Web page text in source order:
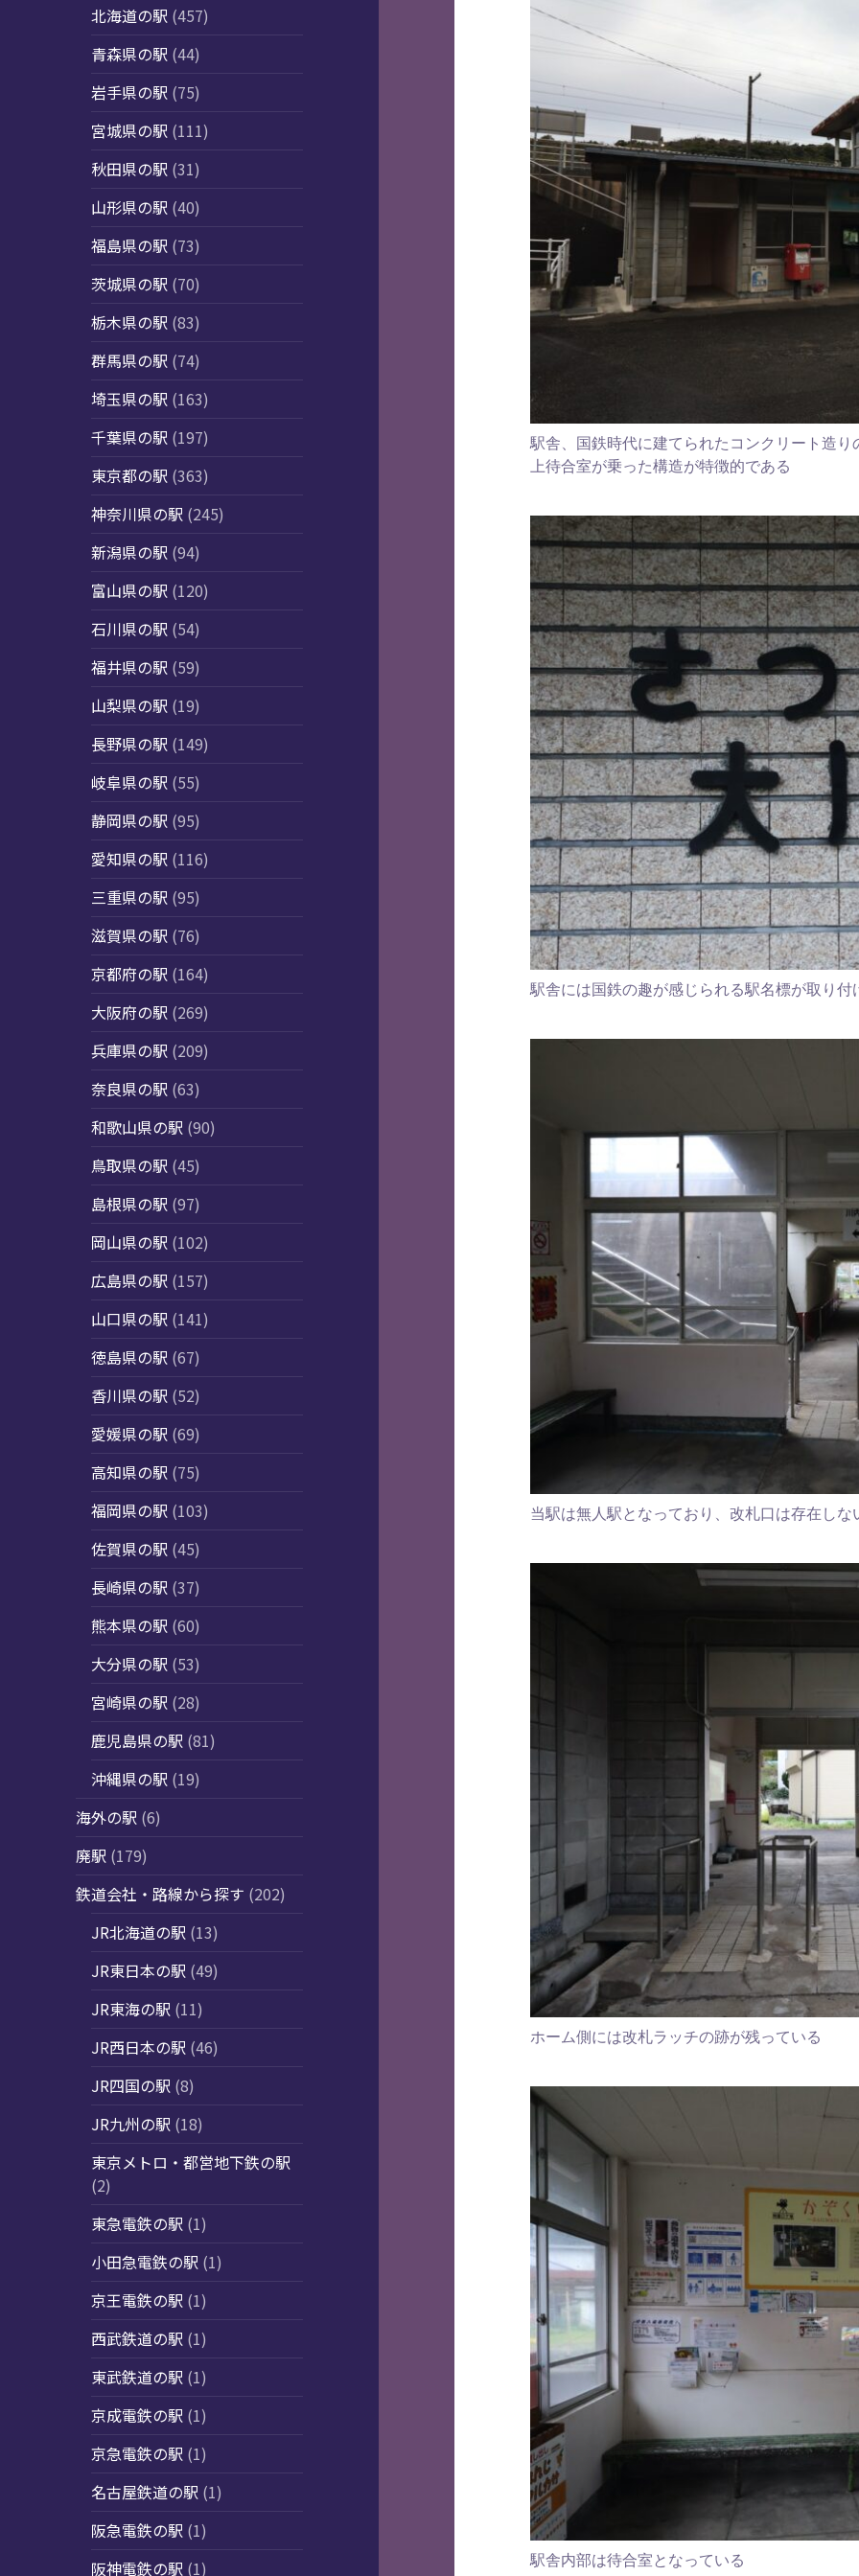
北海道の駅 (457)
青森県の駅 (44)
岩手県の駅 (75)
宮城県の駅 (111)
秋田県の駅 (31)
山形県の駅 (40)
福島県の駅 (73)
茨城県の駅 (70)
栃木県の駅 (83)
群馬県の駅 (74)
埼玉県の駅 (163)
千葉県の駅 (197)
東京都の駅 (363)
神奈川県の駅 (245)
新潟県の駅 (94)
富山県の駅 (120)
石川県の駅 (54)
福井県の駅 (59)
山梨県の駅 (19)
長野県の駅 (149)
岐阜県の駅 (55)
静岡県の駅 (95)
愛知県の駅 (116)
三重県の駅 (95)
滋賀県の駅 (76)
京都府の駅 (164)
大阪府の駅 (269)
兵庫県の駅 (209)
奈良県の駅 (63)
和歌山県の駅 (90)
鳥取県の駅 (45)
島根県の駅 (97)
岡山県の駅 (102)
広島県の駅 (157)
山口県の駅 (141)
徳島県の駅 (67)
香川県の駅 (52)
愛媛県の駅 (69)
高知県の駅 (75)
福岡県の駅 (103)
佐賀県の駅 (45)
長崎県の駅 (37)
熊本県の駅 (60)
大分県の駅 (53)
宮崎県の駅 (28)
鹿児島県の駅 (81)
沖縄県の駅 (19)
海外の駅 (6)
廃駅 (179)
鉄道会社・路線から探す (202)
JR北海道の駅 (13)
JR東日本の駅 (49)
JR東海の駅 (11)
JR西日本の駅 (46)
JR四国の駅 (8)
JR九州の駅 (18)
東京メトロ・都営地下鉄の駅
(2)
東急電鉄の駅 (1)
小田急電鉄の駅 (1)
京王電鉄の駅 (1)
西武鉄道の駅 (1)
東武鉄道の駅 (1)
京成電鉄の駅 (1)
京急電鉄の駅 (1)
名古屋鉄道の駅 (1)
阪急電鉄の駅 (1)
阪神電鉄の駅 (1)
駅舎、国鉄時代に建てられたコンクリート造
上待合室が乗った構造が特徴的である
駅舎には国鉄の趣が感じられる駅名標が取り付
当駅は無人駅となっており、改札口は存在しな
ホーム側には改札ラッチの跡が残っている
駅舎内部は待合室となっている